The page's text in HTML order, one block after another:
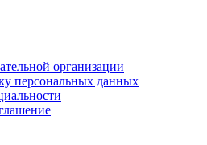
организации
персональных данных